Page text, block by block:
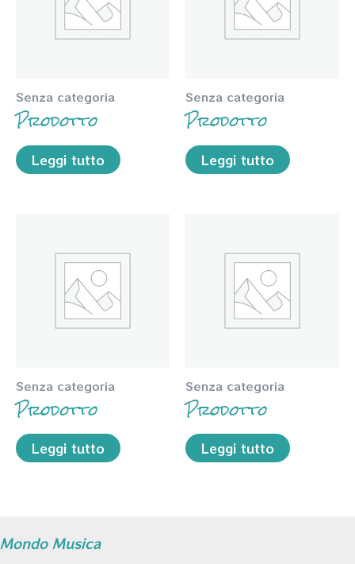
Senza categoria
Prodotto
Leggi tutto
Senza categoria
Prodotto
Leggi tutto
Senza categoria
Prodotto
Leggi tutto
Senza categoria
Prodotto
Leggi tutto
Mondo Musica